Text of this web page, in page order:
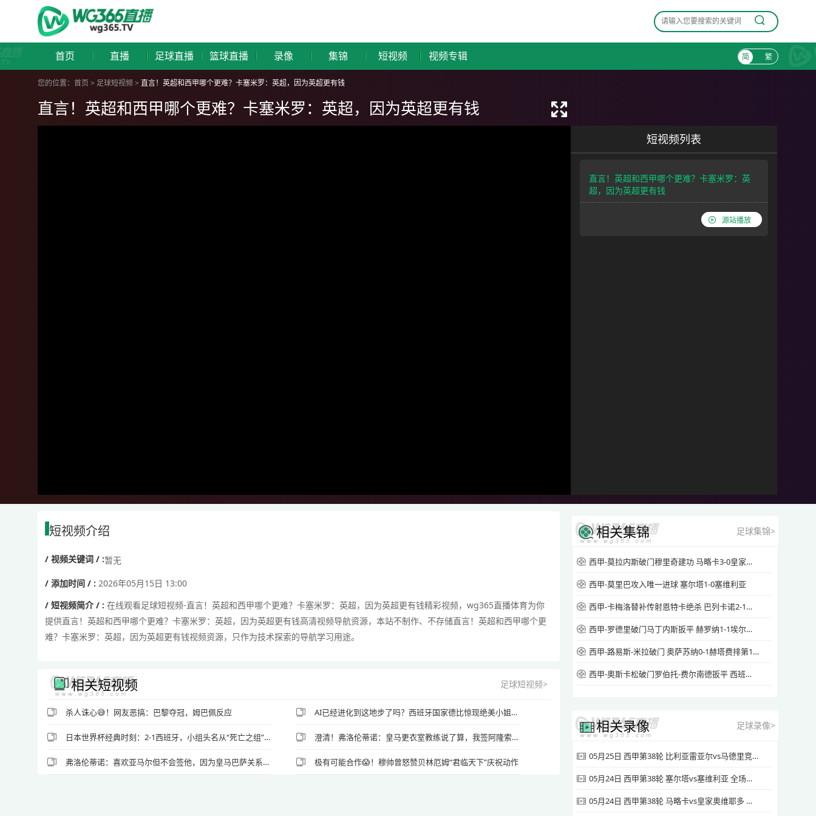
首页 直播 足球直播 篮球直播 录像 集锦 短视频 视频专辑 简 繁
您的位置： 首页 > 足球短视频> 直言！英超和西甲哪个更难？卡塞米罗：英超，因为英超更有钱
直言！英超和西甲哪个更难？卡塞米罗：英超，因为英超更有钱
短视频列表
直言！英超和西甲哪个更难？卡塞米罗：英
超，因为英超更有钱
源站播放
短视频介绍
/ 视频关键词 / :暂无
/ 添加时间 / : 2026年05月15日 13:00
/ 短视频简介 / : 在线观看足球短视频-直言！英超和西甲哪个更难？卡塞米罗：英超，因为英超更有钱精彩视频，wg365直播体育为你
提供直言！英超和西甲哪个更难？卡塞米罗：英超，因为英超更有钱高清视频导航资源，本站不制作、不存储直言！英超和西甲哪个更
难？卡塞米罗：英超，因为英超更有钱视频资源，只作为技术探索的导航学习用途。
相关短视频 足球短视频>
杀人诛心😅！网友恶搞：巴黎夺冠，姆巴佩反应 AI已经进化到这地步了吗？西班牙国家德比惊现绝美小姐姐😳
日本世界杯经典时刻：2-1西班牙，小组头名从“死亡之组”出线 澄清！弗洛伦蒂诺：皇马更衣室教练说了算，我签阿隆索没有错
弗洛伦蒂诺：喜欢亚马尔但不会签他，因为皇马巴萨关系已彻底破裂 极有可能合作😱！穆帅曾怒赞贝林厄姆“君临天下”庆祝动作
相关集锦 足球集锦>
西甲-莫拉内斯破门穆里奇建功 马略卡3-0皇家奥维耶多仍遭降级
西甲-莫里巴攻入唯一进球 塞尔塔1-0塞维利亚
西甲-卡梅洛替补传射恩特卡绝杀 巴列卡诺2-1逆转阿拉维斯
西甲-罗德里破门马丁内斯扳平 赫罗纳1-1埃尔切惨遭降级
西甲-路易斯-米拉破门 奥萨苏纳0-1赫塔费排第17惊险保级
西甲-奥斯卡松破门罗伯托-费尔南德扳平 西班牙人1-1皇家社会
相关录像 足球录像>
05月25日 西甲第38轮 比利亚雷亚尔vs马德里竞技 全场录像
05月24日 西甲第38轮 塞尔塔vs塞维利亚 全场录像
05月24日 西甲第38轮 马略卡vs皇家奥维耶多 全场录像